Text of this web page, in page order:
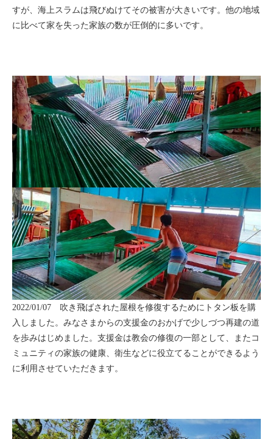
すが、海上スラムは飛びぬけてその被害が大きいです。他の地域
に比べて家を失った家族の数が圧倒的に多いです。
2022/01/07 吹き飛ばされた屋根を修復するためにトタン板を購
入しました。みなさまからの支援金のおかげで少しづつ再建の道
を歩みはじめました。支援金は教会の修復の一部として、またコ
ミュニティの家族の健康、衛生などに役立てることができるよう
に利用させていただきます。